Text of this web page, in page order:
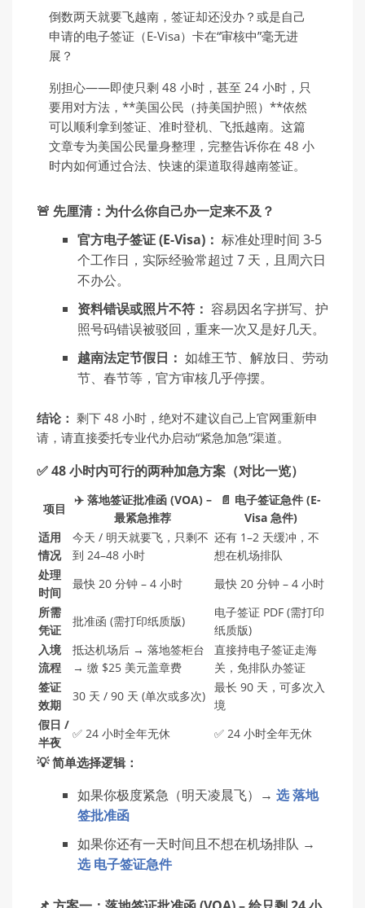
倒数两天就要飞越南，签证却还没办？或是自己
申请的电子签证（E-Visa）卡在“审核中”毫无进
展？
别担心——即使只剩 48 小时，甚至 24 小时，只
要用对方法，**美国公民（持美国护照）**依然
可以顺利拿到签证、准时登机、飞抵越南。这篇
文章专为美国公民量身整理，完整告诉你在 48 小
时内如何通过合法、快速的渠道取得越南签证。
🚨 先厘清：为什么你自己办一定来不及？
官方电子签证 (E-Visa)： 标准处理时间 3-5
个工作日，实际经验常超过 7 天，且周六日
不办公。
资料错误或照片不符： 容易因名字拼写、护
照号码错误被驳回，重来一次又是好几天。
越南法定节假日： 如雄王节、解放日、劳动
节、春节等，官方审核几乎停摆。
结论： 剩下 48 小时，绝对不建议自己上官网重新申
请，请直接委托专业代办启动“紧急加急”渠道。
✅ 48 小时内可行的两种加急方案（对比一览）
项目
✈️ 落地签证批准函 (VOA) –
最紧急推荐
📄 电子签证急件 (E-
Visa 急件)
适用
情况
今天 / 明天就要飞，只剩不
到 24–48 小时
还有 1–2 天缓冲，不
想在机场排队
处理
时间
最快 20 分钟 – 4 小时
最快 20 分钟 – 4 小时
所需
凭证
批准函 (需打印纸质版)
电子签证 PDF (需打印
纸质版)
入境
流程
抵达机场后 → 落地签柜台
→ 缴 $25 美元盖章费
直接持电子签证走海
关，免排队办签证
签证
效期
30 天 / 90 天 (单次或多次)
最长 90 天，可多次入
境
假日 /
半夜
✅ 24 小时全年无休 ✅ 24 小时全年无休
💡 简单选择逻辑：
如果你极度紧急（明天凌晨飞）→ 选 落地
签批准函
如果你还有一天时间且不想在机场排队 →
选 电子签证急件